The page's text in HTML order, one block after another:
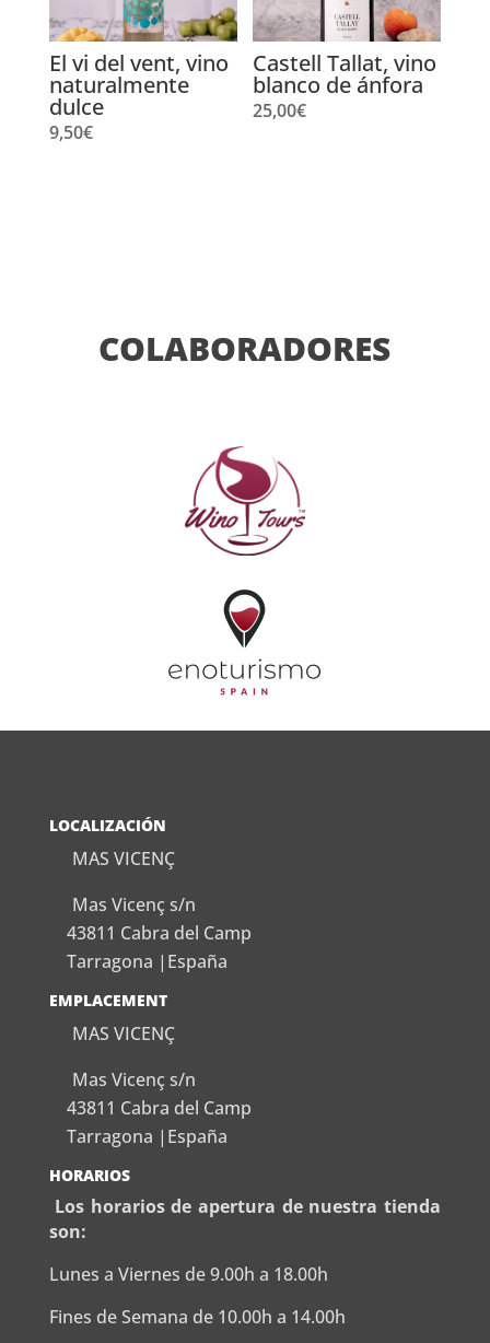
El vi del vent, vino
naturalmente
dulce
9,50€
Castell Tallat, vino
blanco de ánfora
25,00€
COLABORADORES
LOCALIZACIÓN
MAS VICENÇ
Mas Vicenç s/n
43811 Cabra del Camp
Tarragona |España
EMPLACEMENT
MAS VICENÇ
Mas Vicenç s/n
43811 Cabra del Camp
Tarragona |España
HORARIOS
Los horarios de apertura de nuestra tienda
son:
Lunes a Viernes de 9.00h a 18.00h
Fines de Semana de 10.00h a 14.00h